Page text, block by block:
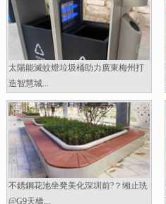
太陽能滅蚊燈垃圾桶助力廣東梅州打
造智慧城...
不銹鋼花池坐凳美化深圳前?？缃止珗
@G9天橋...